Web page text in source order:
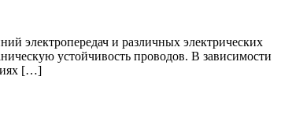
электропередач и различных электрических
устойчивость проводов. В зависимости
[…]